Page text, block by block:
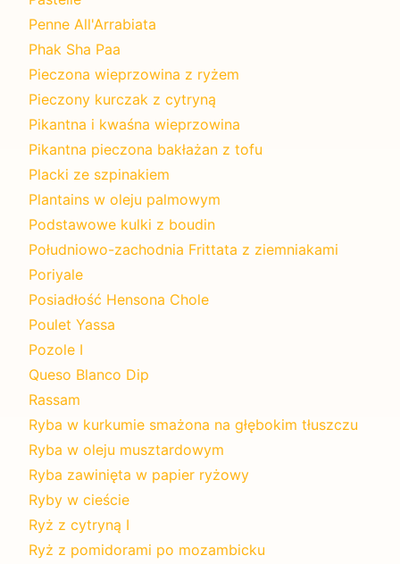
Penne All'Arrabiata
Phak Sha Paa
Pieczona wieprzowina z ryżem
Pieczony kurczak z cytryną
Pikantna i kwaśna wieprzowina
Pikantna pieczona bakłażan z tofu
Placki ze szpinakiem
Plantains w oleju palmowym
Podstawowe kulki z boudin
Południowo-zachodnia Frittata z ziemniakami
Poriyale
Posiadłość Hensona Chole
Poulet Yassa
Pozole I
Queso Blanco Dip
Rassam
Ryba w kurkumie smażona na głębokim tłuszczu
Ryba w oleju musztardowym
Ryba zawinięta w papier ryżowy
Ryby w cieście
Ryż z cytryną I
Ryż z pomidorami po mozambicku